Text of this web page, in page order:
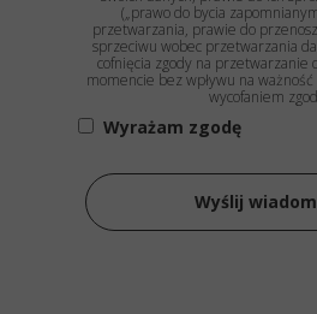
(„prawo do bycia
przetwarzania, prawie do
sprzeciwu wobec przetwarzania
cofnięcia zgody na przetwarzanie
momencie bez wpływu na
wycofaniem
Wyrażam zgodę
Wyślij